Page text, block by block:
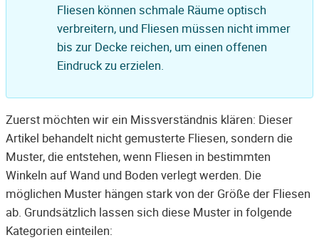
Fliesen können schmale Räume optisch
verbreitern, und Fliesen müssen nicht immer
bis zur Decke reichen, um einen offenen
Eindruck zu erzielen.
Zuerst möchten wir ein Missverständnis klären: Dieser
Artikel behandelt nicht gemusterte Fliesen, sondern die
Muster, die entstehen, wenn Fliesen in bestimmten
Winkeln auf Wand und Boden verlegt werden. Die
möglichen Muster hängen stark von der Größe der Fliesen
ab. Grundsätzlich lassen sich diese Muster in folgende
Kategorien einteilen: